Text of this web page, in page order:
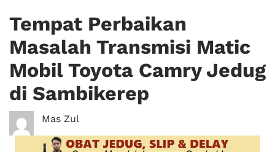
Tempat Perbaikan
Masalah Transmisi Matic
Mobil Toyota Camry Jedug
di Sambikerep
Mas Zul